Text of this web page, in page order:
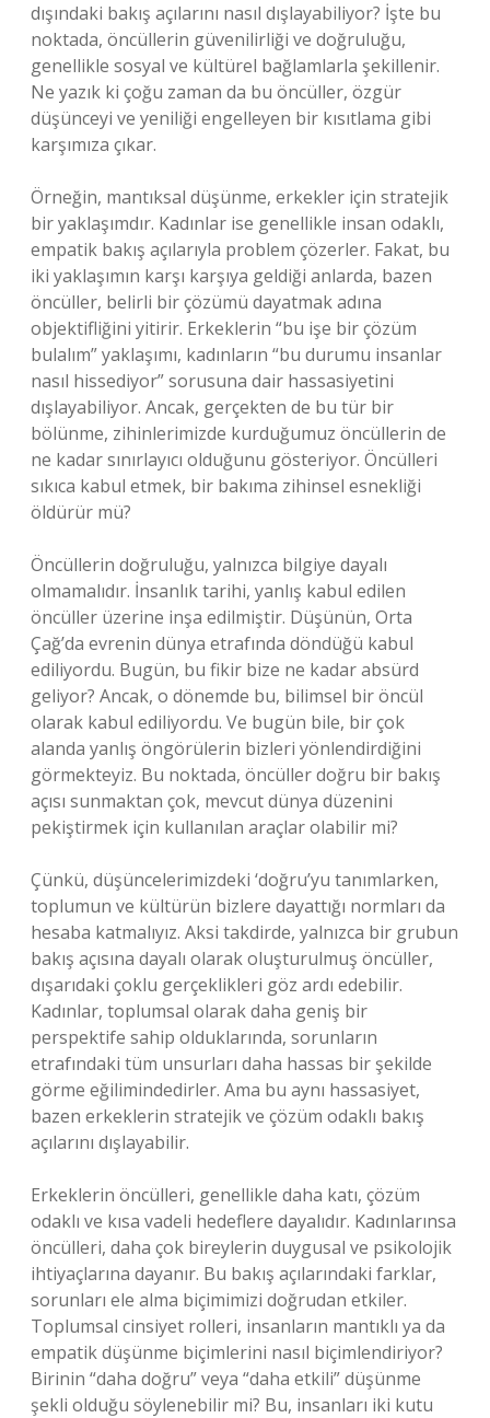
dışındaki bakış açılarını nasıl dışlayabiliyor? İşte bu
noktada, öncüllerin güvenilirliği ve doğruluğu,
genellikle sosyal ve kültürel bağlamlarla şekillenir.
Ne yazık ki çoğu zaman da bu öncüller, özgür
düşünceyi ve yeniliği engelleyen bir kısıtlama gibi
karşımıza çıkar.
Örneğin, mantıksal düşünme, erkekler için stratejik
bir yaklaşımdır. Kadınlar ise genellikle insan odaklı,
empatik bakış açılarıyla problem çözerler. Fakat, bu
iki yaklaşımın karşı karşıya geldiği anlarda, bazen
öncüller, belirli bir çözümü dayatmak adına
objektifliğini yitirir. Erkeklerin “bu işe bir çözüm
bulalım” yaklaşımı, kadınların “bu durumu insanlar
nasıl hissediyor” sorusuna dair hassasiyetini
dışlayabiliyor. Ancak, gerçekten de bu tür bir
bölünme, zihinlerimizde kurduğumuz öncüllerin de
ne kadar sınırlayıcı olduğunu gösteriyor. Öncülleri
sıkıca kabul etmek, bir bakıma zihinsel esnekliği
öldürür mü?
Öncüllerin doğruluğu, yalnızca bilgiye dayalı
olmamalıdır. İnsanlık tarihi, yanlış kabul edilen
öncüller üzerine inşa edilmiştir. Düşünün, Orta
Çağ’da evrenin dünya etrafında döndüğü kabul
ediliyordu. Bugün, bu fikir bize ne kadar absürd
geliyor? Ancak, o dönemde bu, bilimsel bir öncül
olarak kabul ediliyordu. Ve bugün bile, bir çok
alanda yanlış öngörülerin bizleri yönlendirdiğini
görmekteyiz. Bu noktada, öncüller doğru bir bakış
açısı sunmaktan çok, mevcut dünya düzenini
pekiştirmek için kullanılan araçlar olabilir mi?
Çünkü, düşüncelerimizdeki ‘doğru’yu tanımlarken,
toplumun ve kültürün bizlere dayattığı normları da
hesaba katmalıyız. Aksi takdirde, yalnızca bir grubun
bakış açısına dayalı olarak oluşturulmuş öncüller,
dışarıdaki çoklu gerçeklikleri göz ardı edebilir.
Kadınlar, toplumsal olarak daha geniş bir
perspektife sahip olduklarında, sorunların
etrafındaki tüm unsurları daha hassas bir şekilde
görme eğilimindedirler. Ama bu aynı hassasiyet,
bazen erkeklerin stratejik ve çözüm odaklı bakış
açılarını dışlayabilir.
Erkeklerin öncülleri, genellikle daha katı, çözüm
odaklı ve kısa vadeli hedeflere dayalıdır. Kadınlarınsa
öncülleri, daha çok bireylerin duygusal ve psikolojik
ihtiyaçlarına dayanır. Bu bakış açılarındaki farklar,
sorunları ele alma biçimimizi doğrudan etkiler.
Toplumsal cinsiyet rolleri, insanların mantıklı ya da
empatik düşünme biçimlerini nasıl biçimlendiriyor?
Birinin “daha doğru” veya “daha etkili” düşünme
şekli olduğu söylenebilir mi? Bu, insanları iki kutu